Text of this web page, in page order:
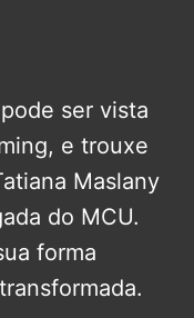
ser vista
e trouxe
Maslany
do MCU.
forma